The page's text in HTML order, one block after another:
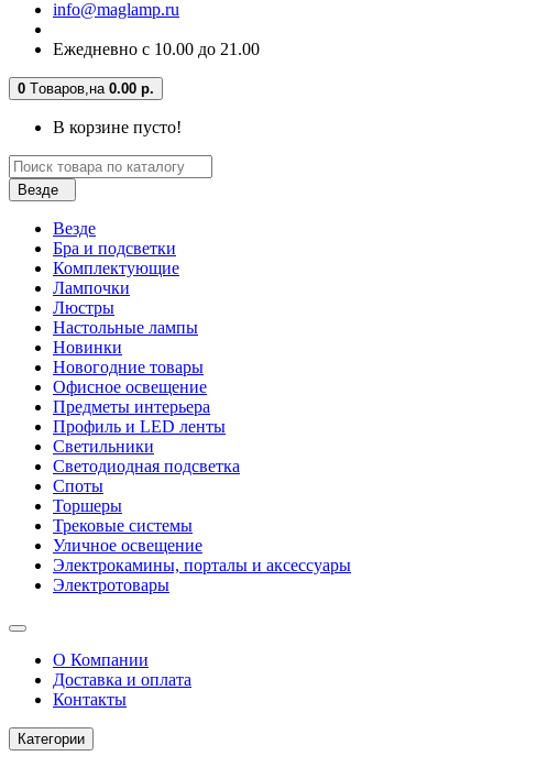
info@maglamp.ru
Ежедневно с 10.00 до 21.00
0 Tоваров,на 0.00 р.
В корзине пусто!
Везде
Везде
Бра и подсветки
Комплектующие
Лампочки
Люстры
Настольные лампы
Новинки
Новогодние товары
Офисное освещение
Предметы интерьера
Профиль и LED ленты
Светильники
Светодиодная подсветка
Споты
Торшеры
Трековые системы
Уличное освещение
Электрокамины, порталы и аксессуары
Электротовары
О Компании
Доставка и оплата
Контакты
Категории